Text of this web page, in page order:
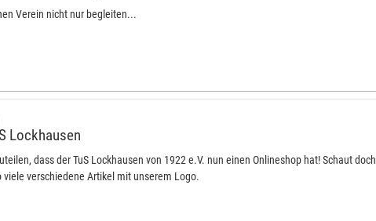
Verein nicht nur begleiten...
Lockhausen
dass der TuS Lockhausen von 1922 e.V. nun einen Onlineshop hat! Schaut doch
verschiedene Artikel mit unserem Logo.